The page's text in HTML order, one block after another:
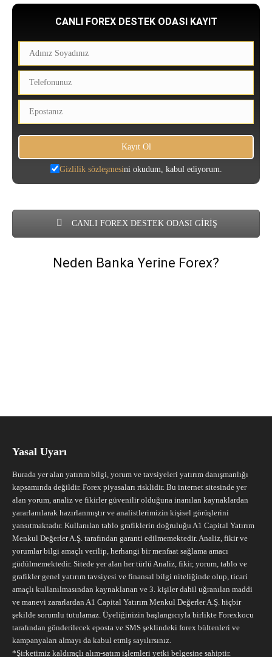
CANLI FOREX DESTEK ODASI KAYIT
Gizlilik sözleşmesini okudum, kabul ediyorum.
CANLI FOREX DESTEK ODASI GİRİŞ
Neden Banka Yerine Forex?
Yasal Uyarı
Burada yer alan yatırım bilgi, yorum ve tavsiyeleri yatırım danışmanlığı
kapsamında değildir. Forex piyasaları risklidir. Bu internet sitesinde yer
alan yorum, analiz ve fikirler güvenilir olduğuna inanılan kaynaklardan
yararlanılarak hazırlanmıştır ve analistlerimizin kişisel görüşlerini
yansıtmaktadır. Kullanılan tablo grafiklerin doğruluğu A1 Capital Yatırım
Menkul Değerler A.Ş. tarafından garanti edilmemektedir. Analiz, fikir ve
yorumlar bilgi amaçlı verilip, herhangi bir menfaat sağlama amacı
güdülmemektedir. Sitede yer alan her türlü Analiz, fikir, yorum, tablo ve
grafikler genel yatırım tavsiyesi ve finansal bilgi niteliğinde olup, ticari
amaçlı kullanılmasından kaynaklanan ve 3. kişiler dahil uğranılan maddi
ve manevi zararlardan A1 Capital Yatırım Menkul Değerler A.Ş. hiçbir
şekilde sorumlu tutulamaz. Üyeliğinizin başlangıcıyla birlikte Forexkocu
tarafından gönderilecek eposta ve SMS şeklindeki forex bültenleri ve
kampanyaları almayı da kabul etmiş sayılırsınız.
*Şirketimiz kaldıraçlı alım-satım işlemleri yetki belgesine sahiptir.